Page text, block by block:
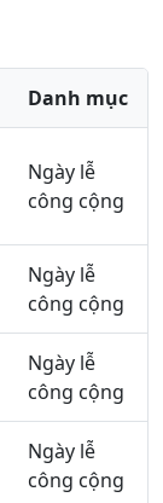
Danh mục
Ngày lễ
công cộng
Ngày lễ
công cộng
Ngày lễ
công cộng
Ngày lễ
công cộng